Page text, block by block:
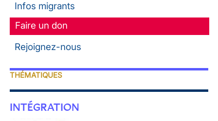
Infos migrants
Faire un don
Rejoignez-nous
THÉMATIQUES
INTÉGRATION